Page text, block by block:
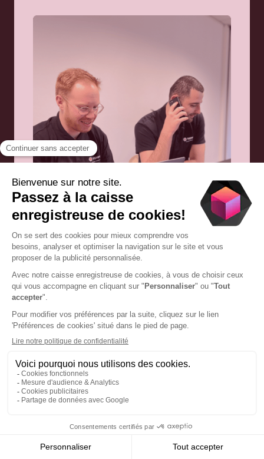
Je prends contact
Compte valide entre 2h et 48h
Le TPE 100% autonome
Offrez une expérience moderne à vos clients grâce à
l’envoi des tickets par e-mail ou SMS. Profitez
SIM 4G gratuite et une connexion Wi-Fi intégrée,
garantissant une utilisation fluide et sans interruption.